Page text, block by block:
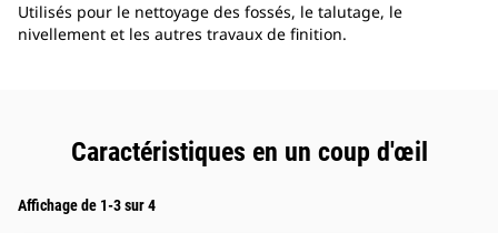
Utilisés pour le nettoyage des fossés, le talutage, le
nivellement et les autres travaux de finition.
Caractéristiques en un coup d'œil
Affichage de 1-3 sur 4